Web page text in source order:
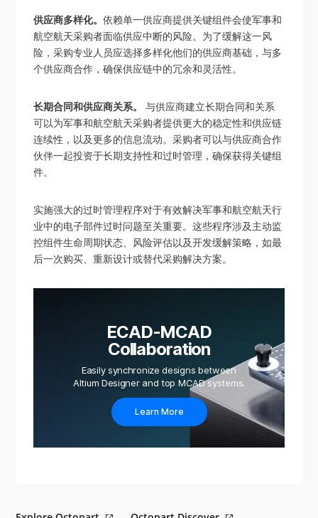
供应商多样化。依赖单一供应商提供关键组件会使军事和
航空航天采购者面临供应中断的风险。为了缓解这一风
险，采购专业人员应选择多样化他们的供应商基础，与多
个供应商合作，确保供应链中的冗余和灵活性。
长期合同和供应商关系。
与供应商建立长期合同和关系
可以为军事和航空航天采购者提供更大的稳定性和供应链
连续性，以及更多的信息流动。采购者可以与供应商合作
伙伴一起投资于长期支持性和过时管理，确保获得关键组
件。
实施强大的过时管理程序对于有效解决军事和航空航天行
业中的电子部件过时问题至关重要。这些程序涉及主动监
控组件生命周期状态、风险评估以及开发缓解策略，如最
后一次购买、重新设计或替代采购解决方案。
ECAD-MCAD
Collaboration
Easily synchronize designs between
Altium Designer and top MCAD systems.
Learn More